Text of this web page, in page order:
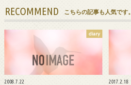
RECOMMEND こちらの記事も人気です。
diary
2008.7.22 2017.2.18